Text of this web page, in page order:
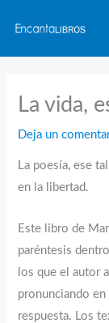
contenido
La vida,
Deja un
La poesía, ese
en la libertad.
Este libro de
paréntesis
los que el autor
pronunciando en
respuesta. Los